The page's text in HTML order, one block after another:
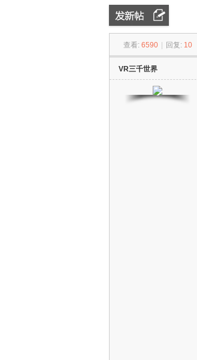
›
查看: 6590 回复: 10
VR三千世界